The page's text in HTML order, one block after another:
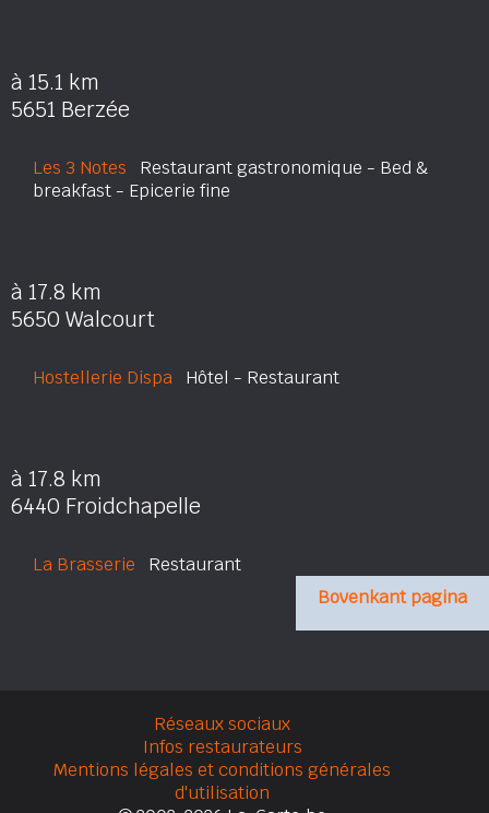
à 15.1 km
5651 Berzée
Les 3 Notes Restaurant gastronomique - Bed &
breakfast - Epicerie fine
à 17.8 km
5650 Walcourt
Hostellerie Dispa Hôtel - Restaurant
à 17.8 km
6440 Froidchapelle
La Brasserie Restaurant
Bovenkant pagina
Réseaux sociaux
Infos restaurateurs
Mentions légales et conditions générales
d'utilisation